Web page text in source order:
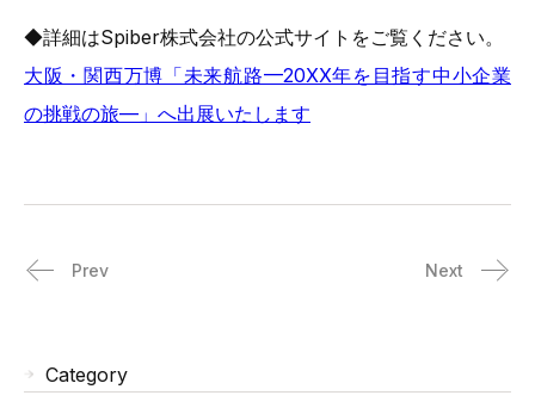
Category
◆詳細はSpiber株式会社の公式サイトをご覧ください。
大阪・関西万博「未来航路—20XX年を目指す中小企業
の挑戦の旅—」へ出展いたします
Prev Next